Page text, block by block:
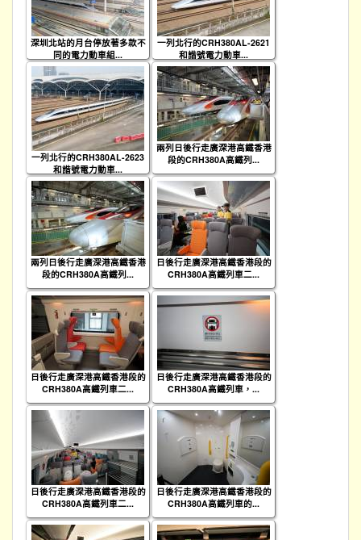
深圳北站的月台停放著多款不
同的電力動車組...
一列北行的CRH380AL-2621
和諧號電力動車...
一列北行的CRH380AL-2623
和諧號電力動車...
兩列日後行走廣深港高鐵香港
段的CRH380A高鐵列...
兩列日後行走廣深港高鐵香港
段的CRH380A高鐵列...
日後行走廣深港高鐵香港段的
CRH380A高鐵列車二...
日後行走廣深港高鐵香港段的
CRH380A高鐵列車二...
日後行走廣深港高鐵香港段的
CRH380A高鐵列車，...
日後行走廣深港高鐵香港段的
CRH380A高鐵列車二...
日後行走廣深港高鐵香港段的
CRH380A高鐵列車的...